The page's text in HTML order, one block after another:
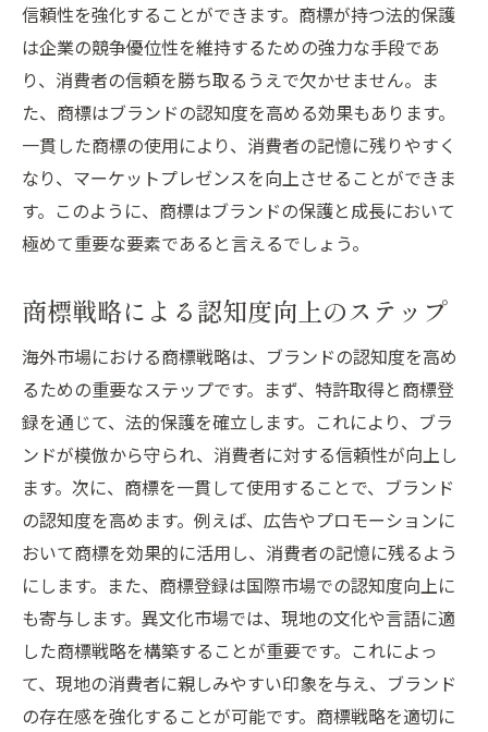
信頼性を強化することができます。商標が持つ法的保護
は企業の競争優位性を維持するための強力な手段であ
り、消費者の信頼を勝ち取るうえで欠かせません。ま
た、商標はブランドの認知度を高める効果もあります。
一貫した商標の使用により、消費者の記憶に残りやすく
なり、マーケットプレゼンスを向上させることができま
す。このように、商標はブランドの保護と成長において
極めて重要な要素であると言えるでしょう。
商標戦略による認知度向上のステップ
海外市場における商標戦略は、ブランドの認知度を高め
るための重要なステップです。まず、特許取得と商標登
録を通じて、法的保護を確立します。これにより、ブラ
ンドが模倣から守られ、消費者に対する信頼性が向上し
ます。次に、商標を一貫して使用することで、ブランド
の認知度を高めます。例えば、広告やプロモーションに
おいて商標を効果的に活用し、消費者の記憶に残るよう
にします。また、商標登録は国際市場での認知度向上に
も寄与します。異文化市場では、現地の文化や言語に適
した商標戦略を構築することが重要です。これによっ
て、現地の消費者に親しみやすい印象を与え、ブランド
の存在感を強化することが可能です。商標戦略を適切に